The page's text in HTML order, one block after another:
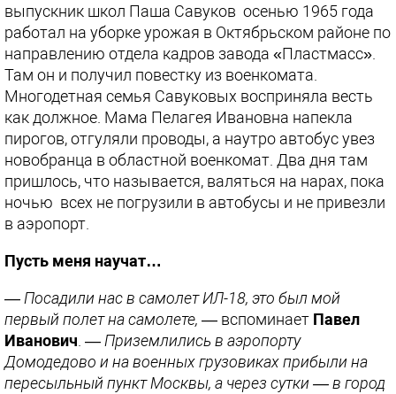
выпускник школ Паша Савуков осенью 1965 года
работал на уборке урожая в Октябрьском районе по
направлению отдела кадров завода «Пластмасс».
Там он и получил повестку из военкомата.
Многодетная семья Савуковых восприняла весть
как должное. Мама Пелагея Ивановна напекла
пирогов, отгуляли проводы, а наутро автобус увез
новобранца в областной военкомат. Два дня там
пришлось, что называется, валяться на нарах, пока
ночью всех не погрузили в автобусы и не привезли
в аэропорт.
Пусть меня научат…
— Посадили нас в самолет ИЛ-18, это был мой
первый полет на самолете, — вспоминает Павел
Иванович . — Приземлились в аэропорту
Домодедово и на военных грузовиках прибыли на
пересыльный пункт Москвы, а через сутки — в город